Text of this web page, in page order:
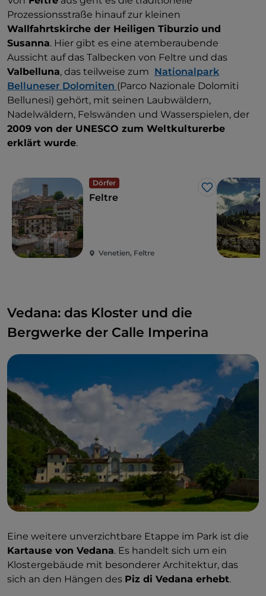
Prozessionsstraße hinauf zur kleinen
Wallfahrtskirche der Heiligen Tiburzio und
Susanna. Hier gibt es eine atemberaubende
Aussicht auf das Talbecken von Feltre und das
Valbelluna, das teilweise zum Nationalpark
Belluneser Dolomiten (Parco Nazionale Dolomiti
Bellunesi) gehört, mit seinen Laubwäldern,
Nadelwäldern, Felswänden und Wasserspielen, der
2009 von der UNESCO zum Weltkulturerbe
erklärt wurde.
Dörfer
Like
Feltre
Venetien, Feltre
Vedana: das Kloster und die
Bergwerke der Calle Imperina
Eine weitere unverzichtbare Etappe im Park ist die
Kartause von Vedana. Es handelt sich um ein
Klostergebäude mit besonderer Architektur, das
sich an den Hängen des Piz di Vedana erhebt.